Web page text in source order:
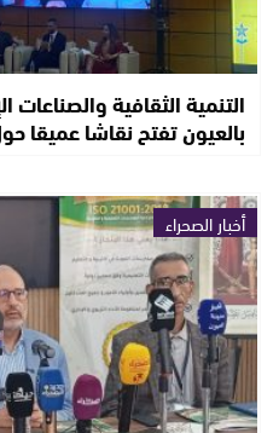
التنمية الثقافية والصناعات
بالعيون تفتح نقاشا عميقا
أخبار الصحراء